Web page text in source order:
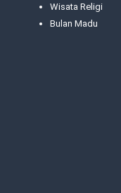
Wisata Religi
Bulan Madu